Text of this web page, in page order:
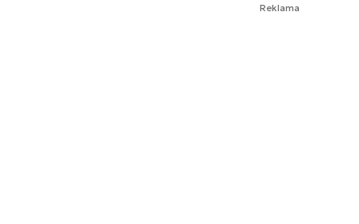
Reklama